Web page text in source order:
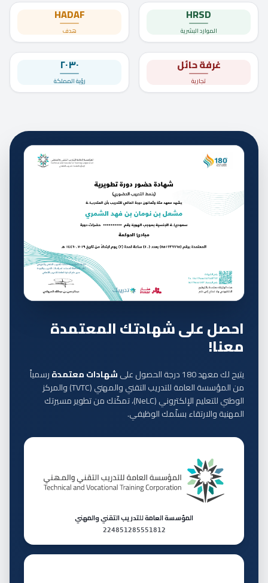
HRSD
الموارد البشرية
HADAF
هدف
غرفة حائل
تجارية
٢٠٣٠
رؤية المملكة
احصل على شهادتك المعتمدة
معنا!
يتيح لك معهد 180 درجة الحصول على شهادات معتمدةرسمياً
من المؤسسة العامة للتدريب التقني والمهني (TVTC) والمركز
الوطني للتعليم الإلكتروني (NeLC)، تمكّنك من تطوير مسيرتك
المهنية والارتقاء بسلّمك الوظيفي.
المؤسسة العامة للتدريب التقني والمهني
224851285551812